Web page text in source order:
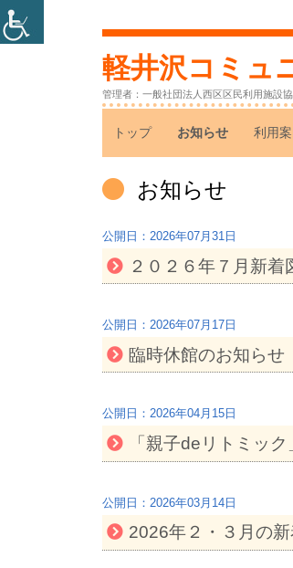
コ
軽井沢コミュ
管理者：一般社団法人西区区民利用施設
メ
ン
メ
ニ
ュ
ー
トップ お知らせ 利用
カ
ゴ
リ
ー:
お知らせ
2026年07月31日
２０２６年７月新着
2026年07月17日
臨時休館のお知らせ
2026年04月15日
「親子deリトミッ
2026年03月14日
2026年２・３月の